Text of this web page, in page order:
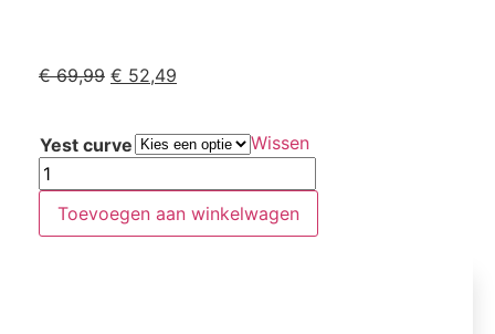
€69,99 € 52,49
Yest curve Wissen
Toevoegen aan winkelwagen